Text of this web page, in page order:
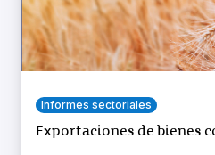
Informes sectoriales
Exportaciones de bienes